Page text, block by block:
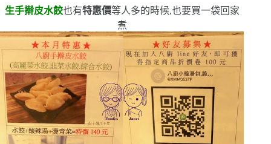
生手擀皮水餃也有特惠價等人多的時候,也要買一袋回家
煮